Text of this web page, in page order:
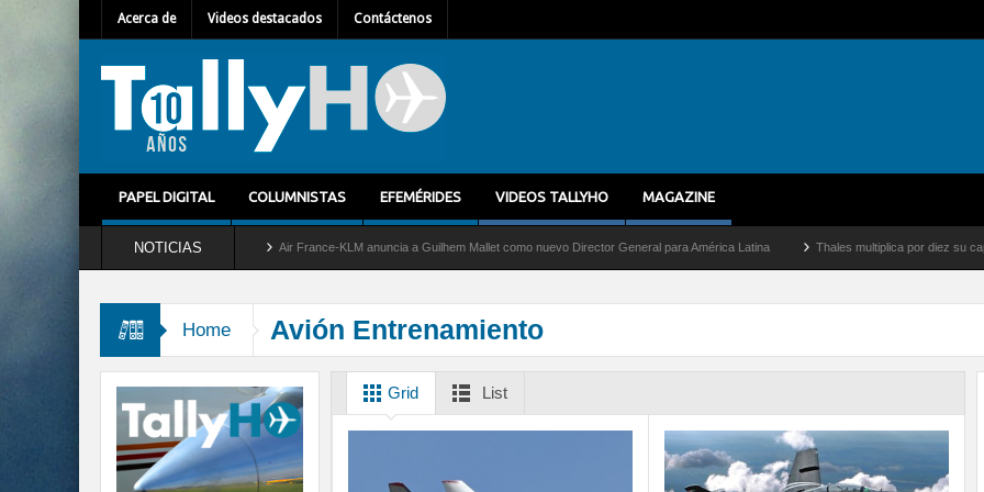
Acerca de Videos destacados Contáctenos
PAPEL DIGITAL COLUMNISTAS EFEMÉRIDES VIDEOS TALLYHO MAGAZINE
NOTICIAS
del servicio al C-2 Greyhound Air France-KLM anuncia a Guilhem Mallet como nuevo Director General para América Latina Thales multiplica por diez su capacidad
Home Avión Entrenamiento
Grid List